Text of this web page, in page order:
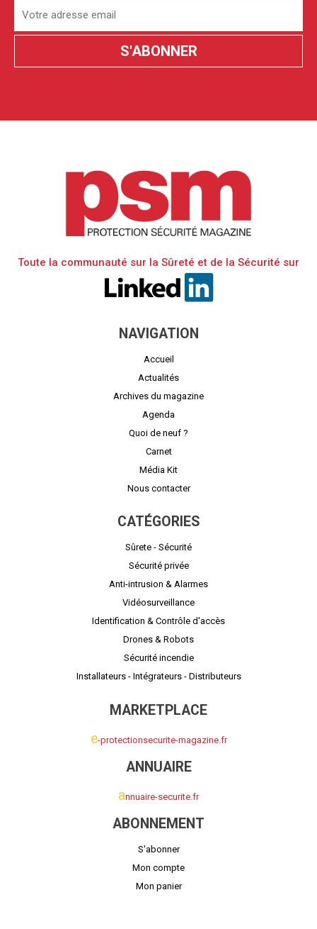
Toute la communauté sur la Sûreté et de la Sécurité sur
NAVIGATION
Accueil
Actualités
Archives du magazine
Agenda
Quoi de neuf ?
Carnet
Média Kit
Nous contacter
CATÉGORIES
Sûrete - Sécurité
Sécurité privée
Anti-intrusion & Alarmes
Vidéosurveillance
Identification & Contrôle d'accès
Drones & Robots
Sécurité incendie
Installateurs - Intégrateurs - Distributeurs
MARKETPLACE
e-protectionsecurite-magazine.fr
ANNUAIRE
annuaire-securite.fr
ABONNEMENT
S'abonner
Mon compte
Mon panier